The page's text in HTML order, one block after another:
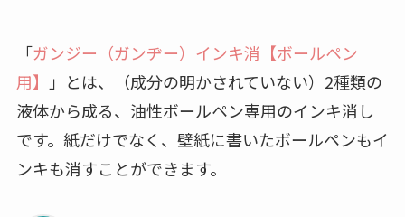
「ガンジー（ガンヂー）インキ消【ボールペン
用】
」とは、（成分の明かされていない）2種類の
液体から成る、油性ボールペン専用のインキ消し
です。紙だけでなく、壁紙に書いたボールペンもイ
ンキも消すことができます。